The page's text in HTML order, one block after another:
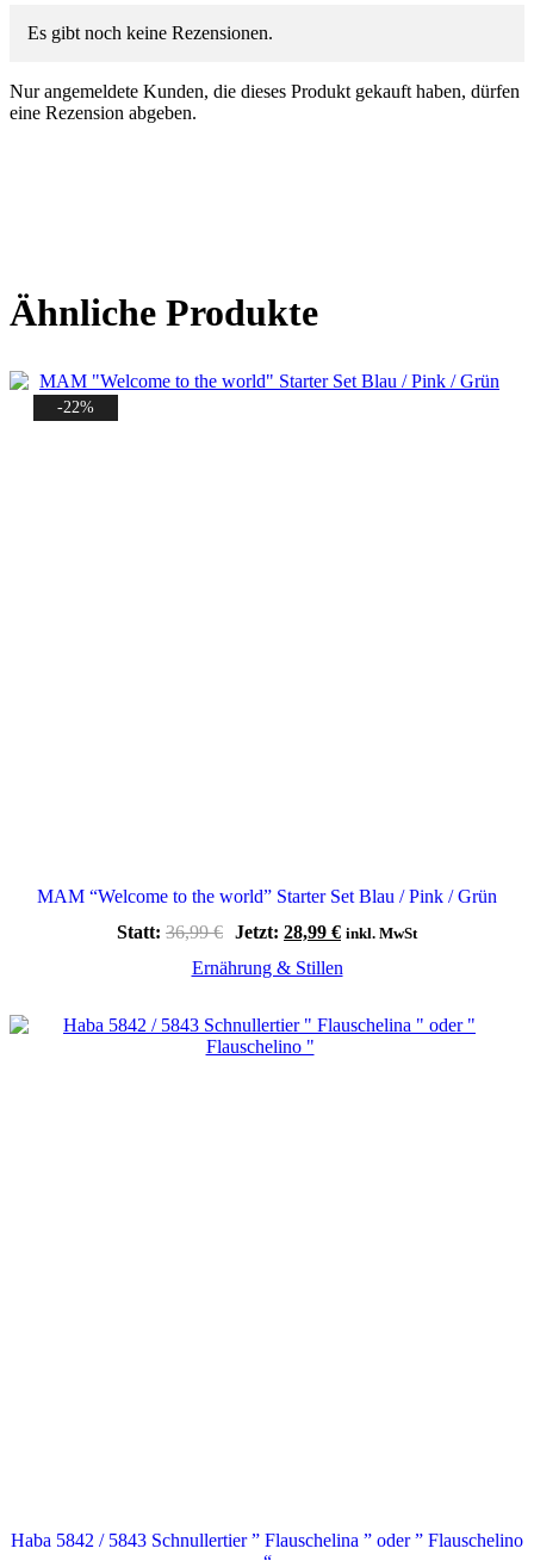
Es gibt noch keine Rezensionen.
Nur angemeldete Kunden, die dieses Produkt gekauft haben, dürfen
eine Rezension abgeben.
Ähnliche Produkte
-22%
MAM “Welcome to the world” Starter Set Blau / Pink / Grün
Statt: 36,99€ Ursprünglicher
war:
Jetzt: 28,99 €Aktueller
ist:
inkl. MwSt
Ernährung & Stillen
Haba 5842 / 5843 Schnullertier ” Flauschelina ” oder ” Flauschelino
“